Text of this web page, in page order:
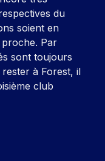
du
soient en
Par
sont toujours
à Forest, il
club